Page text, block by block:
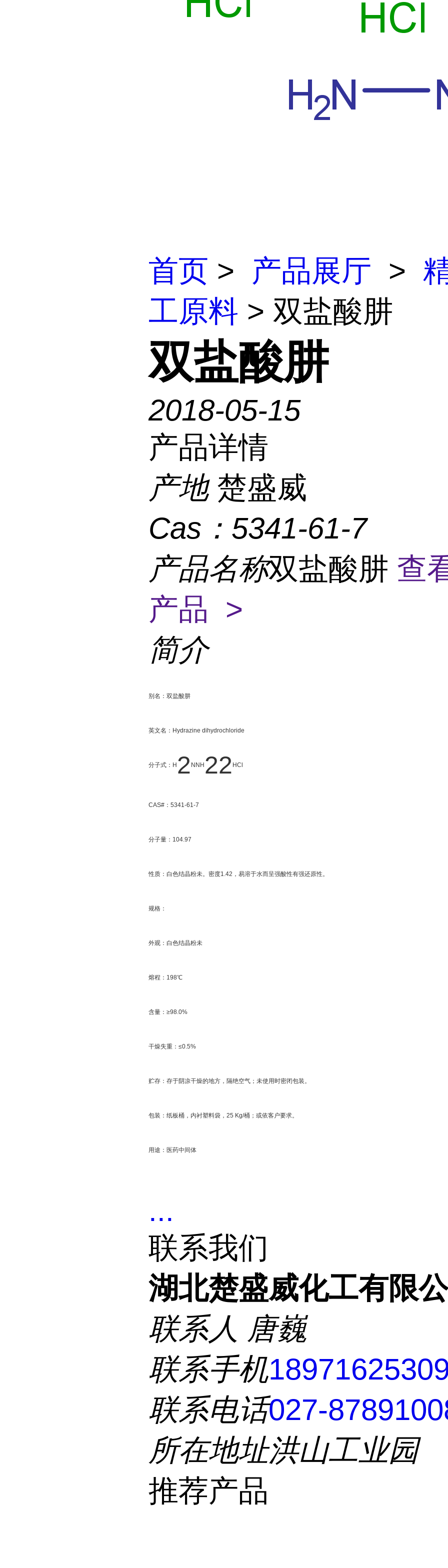
首页 > 产品展厅 >
工原料 > 双盐酸肼
双盐酸肼
2018-05-15
产品详情
产地 楚盛威
Cas： 5341-61-7
产品名称双盐酸肼 查
产品 >
简介
别名：双盐酸肼
英文名：Hydrazine dihydrochloride
分子式：H 2 NNH 22 HCl
CAS#：5341-61-7
分子量：104.97
性质：白色结晶粉未。密度1.42，易溶于水而呈强酸性有强还原性。
规格：
外观：白色结晶粉未
熔程：198℃
含量：≥98.0%
干燥失重：≤0.5%
贮存：存于阴凉干燥的地方，隔绝空气；未使用时密闭包装。
包装：纸板桶，内衬塑料袋，25 Kg/桶；或依客户要求。
用途：医药中间体
...
联系我们
湖北楚盛威化工有限
联系人 唐巍
联系手机
联系电话027-
所在地址洪山工业园
推荐产品